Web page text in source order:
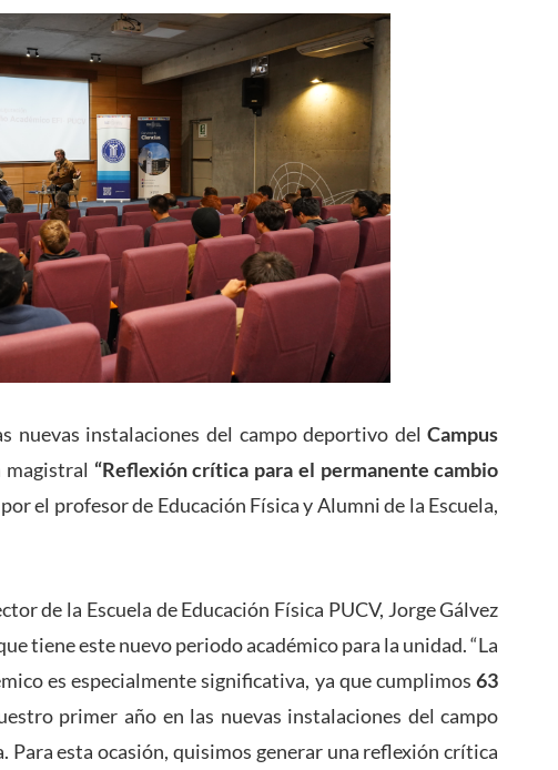
nuevas instalaciones del campo deportivo delCampus
“Reflexión crítica para el permanente cambio
el profesor de Educación Física y Alumni de la Escuela,
de la Escuela de Educación Física PUCV, Jorge Gálvez
tiene este nuevo periodo académico para la unidad. “La
es especialmente significativa, ya que cumplimos63
primer año en las nuevas instalaciones del campo
Para esta ocasión, quisimos generar una reflexión crítica